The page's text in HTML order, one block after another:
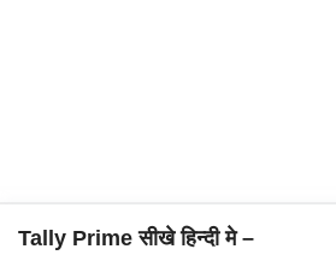
Tally Prime सीखे हिन्दी मे –